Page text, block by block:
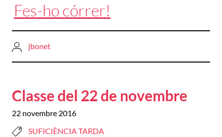
Fes-ho córrer!
jbonet
Classe del 22 de novembre
22 novembre 2016
SUFICIÈNCIA TARDA